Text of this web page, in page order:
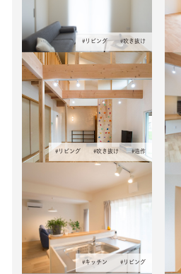
# リビング #吹き抜け
# リビング #吹き抜け #造作
#キッチン # リビング